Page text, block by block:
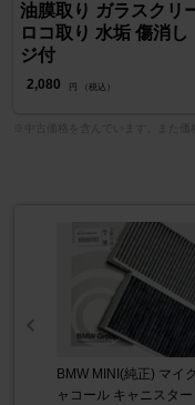
油膜取り ガラスクリ
ロコ取り 水垢 傷消
ジ付
2,080 円 （税込）
BMW MINI(純正) マイ
ャコール キャニスター